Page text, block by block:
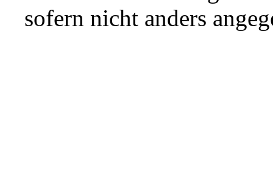
sofern nicht anders